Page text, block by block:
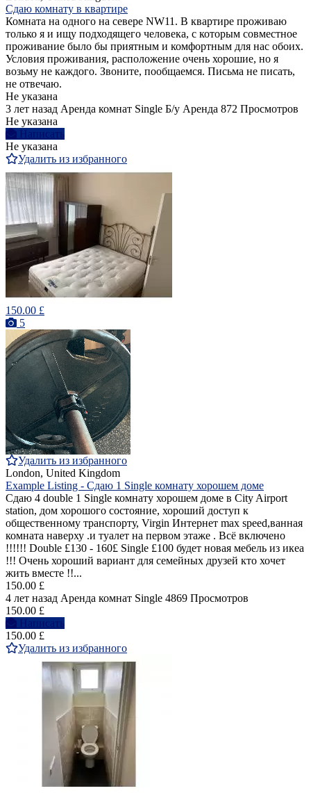
Сдаю комнату в квартире
Комната на одного на севере NW11. В квартире проживаю
только я и ищу подходящего человека, с которым совместное
проживание было бы приятным и комфортным для нас обоих.
Условия проживания, расположение очень хорошие, но я
возьму не каждого. Звоните, пообщаемся. Письма не писать,
не отвечаю.
Не указана
3 лет назад Аренда комнат Single Б/у Аренда 872 Просмотров
Не указана
Написать
Не указана
Удалить из избранного
150.00 £
5
Удалить из избранного
London, United Kingdom
Example Listing - Cдаю 1 Single комнату хорошем доме
Cдаю 4 double 1 Single комнатy хорошем доме в City Airport
station, дом хорошогo состояние, хороший доступ к
общественному транспорту, Virgin Интернет max speed,ванная
комната наверху .и туалет на первом этаже . Bсё включенo
!!!!!! Double £130 - 160£ Single £100 будет новая мебель из икеа
!!! Очень хороший вариант для семейных друзей кто хочет
жить вместе !!...
150.00 £
4 лет назад Аренда комнат Single 4869 Просмотров
150.00 £
Написать
150.00 £
Удалить из избранного